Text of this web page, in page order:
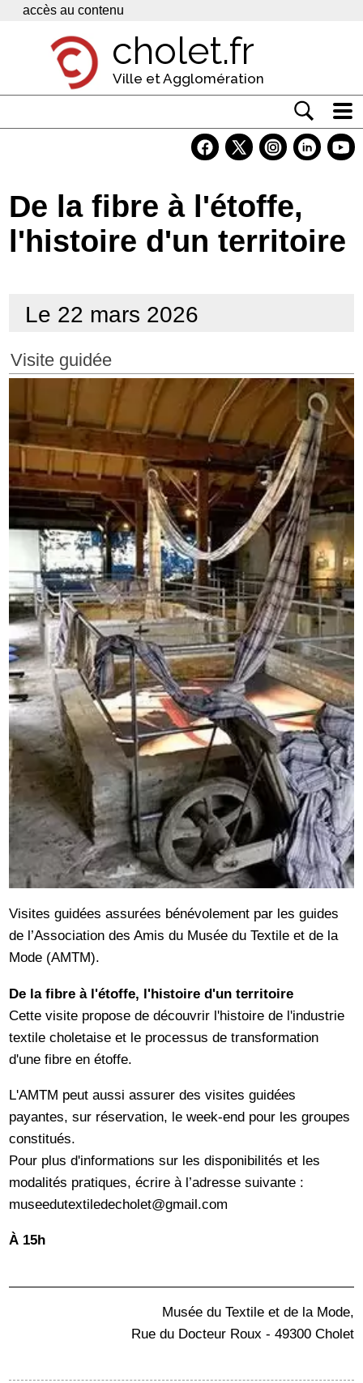
Panneau de gestion des cookies
accès au contenu
cholet.fr
Ville et Agglomération
Economie
Services
De la fibre à l'étoffe,
l'histoire d'un territoire
Le 22 mars 2026
Visite guidée
Visites guidées assurées bénévolement par les guides
de l’Association des Amis du Musée du Textile et de la
Mode (AMTM).
De la fibre à l'étoffe, l'histoire d'un territoire
Cette visite propose de découvrir l'histoire de l'industrie
textile choletaise et le processus de transformation
d'une fibre en étoffe.
L'AMTM peut aussi assurer des visites guidées
payantes, sur réservation, le week-end pour les groupes
constitués.
Pour plus d'informations sur les disponibilités et les
modalités pratiques, écrire à l’adresse suivante :
museedutextiledecholet@gmail.com
À 15h
Musée du Textile et de la Mode,
Rue du Docteur Roux - 49300 Cholet